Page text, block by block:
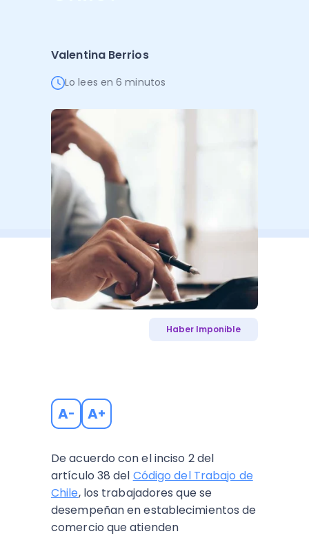
Ver todo
Ver TodoValentina Berrios
Lo lees en 6 minutos
Haber Imponible
A- A+
De acuerdo con el inciso 2 del
artículo 38 del Código del Trabajo de
Chile, los trabajadores que se
desempeñan en establecimientos de
comercio que atienden